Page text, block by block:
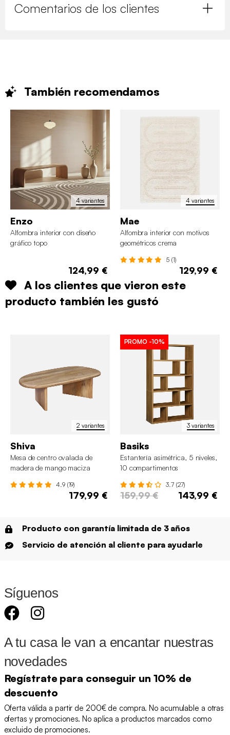
Comentarios de los clientes
También recomendamos
4 variantes
Enzo
Alfombra interior con diseño
gráfico topo
124,99 €
4 variantes
Mae
Alfombra interior con motivos
geométricos crema
5 (1)
129,99 €
A los clientes que vieron este
producto también les gustó
2 variantes
Shiva
Mesa de centro ovalada de
madera de mango maciza
4.9 (19)
179,99 €
3 variantes
PROMO -10%
Basiks
Estantería asimétrica, 5 niveles,
10 compartimentos
3.7 (27)
159,99 € 143,99 €
Producto con garantía limitada de 3 años
Servicio de atención al cliente para ayudarle
Síguenos
A tu casa le van a encantar nuestras
novedades
Regístrate para conseguir un 10% de
descuento
Oferta válida a partir de 200€ de compra. No acumulable a otras
ofertas y promociones. No aplica a productos marcados como
excluido de promociones.